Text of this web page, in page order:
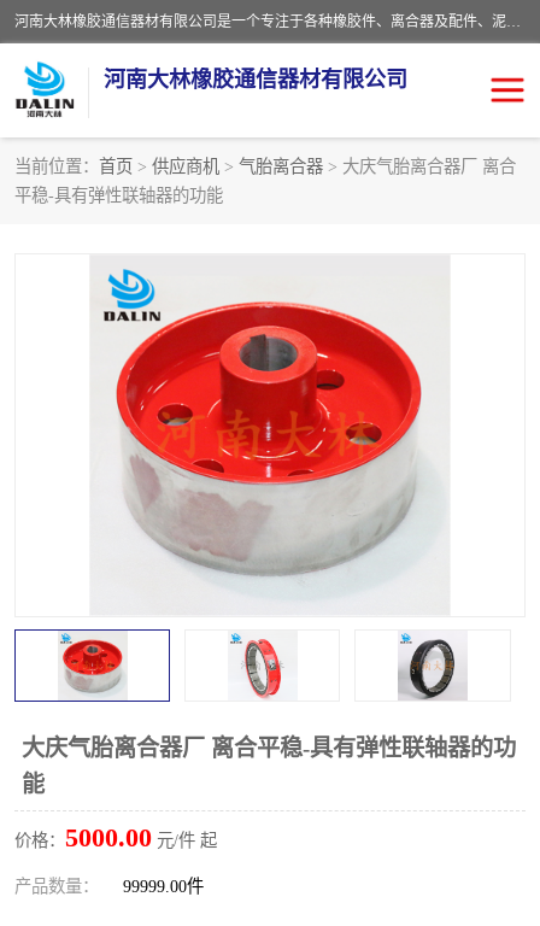
河南大林橡胶通信器材有限公司是一个专注于各种橡胶件、离合器及配件、泥浆泵及配件等产品设计制造和加工的企业。产品应用于矿山、冶金、石油、钢铁、化工、水泥、船舶、造纸、通用机械等各种大功率机械传动或制动装置。
河南大林橡胶通信器材有限公司
当前位置： 首页 > 供应商机 > 气胎离合器 > 大庆气胎离合器厂 离合
平稳-具有弹性联轴器的功能
大庆气胎离合器厂 离合平稳-具有弹性联轴器的功
能
价格： 5000.00 元/件 起
产品数量： 99999.00件
推盘离合器
VC离合器
PO隔膜离合器 气胎离合器
泥浆泵空气包胶囊 气动元件
DY隔膜式离合器 CB离合器
联轴器